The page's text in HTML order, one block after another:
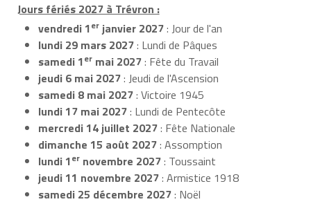
Jours fériés 2027 à Trévron :
vendredi 1er janvier 2027: Jour de l'an
lundi 29 mars 2027: Lundi de Pâques
samedi 1er mai 2027: Fête du Travail
jeudi 6 mai 2027: Jeudi de l'Ascension
samedi 8 mai 2027: Victoire 1945
lundi 17 mai 2027: Lundi de Pentecôte
mercredi 14 juillet 2027: Fête Nationale
dimanche 15 août 2027: Assomption
lundi 1er novembre 2027: Toussaint
jeudi 11 novembre 2027: Armistice 1918
samedi 25 décembre 2027: Noël